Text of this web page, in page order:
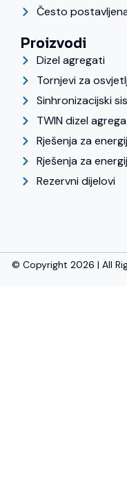
Često
Proizvodi
Dizel agregati
Tornjevi za
Sinhronizacijski
TWIN dizel
Rješenja za
Rješenja za
Rezervni dijelovi
© Copyright 2026 | All